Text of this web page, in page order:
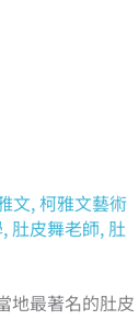
文,柯雅文藝術
, 肚皮舞老師, 肚
地最著名的肚皮